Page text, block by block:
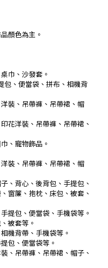
顏色為主。
巾、沙發套。
包、便當袋、拼布、相機背
裝、吊帶褲、吊帶裙、帽
花洋裝、吊帶褲、吊帶裙、
、寵物飾品。
裝、吊帶褲、吊帶裙、帽
、背心、後背包、手提包、
窗簾、抱枕、床包、被套、
提包、便當袋、手機袋等。
被套等。
機背帶、手機袋等。
包、便當袋等。
、吊帶褲、吊帶裙、帽子、